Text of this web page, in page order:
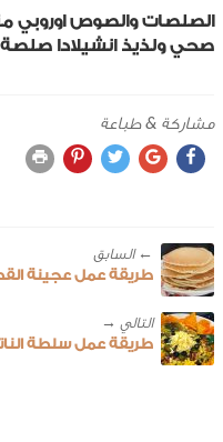
الصلصات والصوص اوروبي
صحي ولذيذ انشيلادا صلصة
مشاركة & طباعة
← ‎السابق
طريقة عمل عجينة
طريقة عمل سلطة